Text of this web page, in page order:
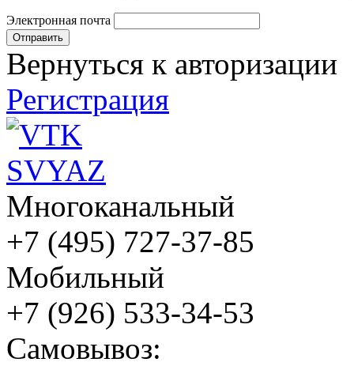
Электронная почта
Вернуться к авторизации
Регистрация
Многоканальный
+7 (495) 727-37-85
Мобильный
+7 (926) 533-34-53
Cамовывоз: